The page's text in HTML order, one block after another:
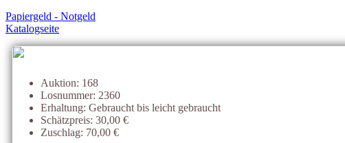
Papiergeld - Notgeld
Katalogseite
Auktion: 168
Losnummer: 2360
Erhaltung: Gebraucht bis leicht gebraucht
Schätzpreis: 30,00 €
Zuschlag: 70,00 €